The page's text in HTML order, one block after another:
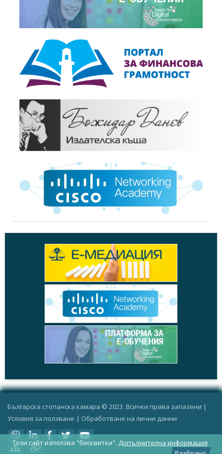
Българска стопанска камара © 2023. Всички права запазени |
Условия за ползване | Oбработване на лични данни
Този сайт използва "бисквитки". Допълнителна информация